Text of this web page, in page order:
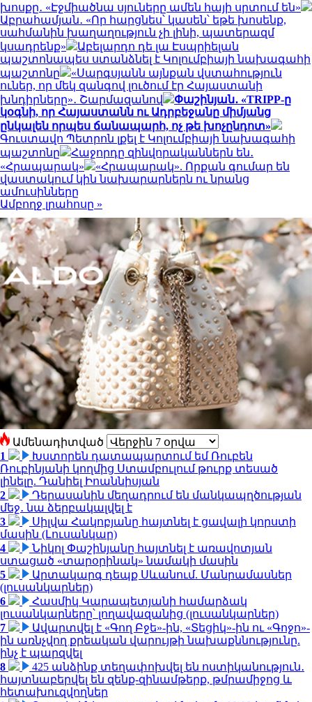
խոսքը․ «Էջմիածնա սյուները ամեն հայի սրտում են»
Աբրահամյան․ «Որ հարցնես՝ կասեն՝ եթե խոսենք,
սահմանին խաղաղություն չի լինի, պատերազմ
կսադրենք»
Աբելարդո դե լա Էսպրիելան
պաշտոնապես ստանձնել է Կոլումբիայի նախագահի
պաշտոնը
«Սարգսյանն այնքան վստահություն
ուներ, որ մեկ զանգով լուծում էր Հայաստանի
խնդիրները»․ Շարմազանով
Փաշինյան․ «TRIPP-ը
կօգնի, որ Հայաստանն ու Ադրբեջանը միմյանց
ընկալեն որպես ճանապարհ, ոչ թե խոչընդոտ»
Գուստավո Պետրոն լքել է Կոլումբիայի նախագահի
պաշտոնը
Հաջորդը զինվորականներն են․
«Հրապարակ»
«Հրապարակ». Որքան գումար են
վաստակում կին նախարարներն ու նրանց
ամուսինները
Ամբողջ լրահոսը »
Ամենադիտված
1
Խստորեն դատապարտում եմ Ռուբեն
Ռուբինյանի կողմից Ստամբուլում թուրք տեսած
լինելը. Դանիել Իոաննիսյան
2
Դերասանին մեղադրում են մանկապղծության
մեջ․ նա ձերբակալվել է
3
Սիլվա Հակոբյանը հայտնել է ցավալի կորստի
մասին (Լուսանկար)
4
Նիկոլ Փաշինյանը հայտնել է առավոտյան
ստացած «տարօրինակ» նամակի մասին
5
Արտակարգ դեպք Սևանում. Մանրամասներ
(լուսանկարներ)
6
Հասմիկ Կարապետյանի համարձակ
լուսանկարները՝ լողավազանից (լուսանկարներ)
7
Ավարտվել է «Գող Բջե»-ին, «Տեցիկ»-ին ու «Գոջո»-
ին առնչվող քրեական վարույթի նախաքննությունը.
ինչ է պարզվել
8
425 անձինք տեղափոխվել են ոստիկանություն․
հայտնաբերվել են զենք-զինամթերք, թմրամիջոց և
հետախուզվողներ